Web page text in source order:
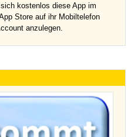
kostenlos diese App im
Store auf ihr Mobiltelefon
anzulegen.